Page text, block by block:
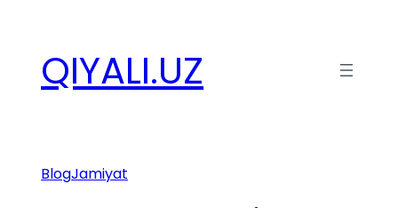
содержимому
QIYALI.UZ
BlogJamiyat